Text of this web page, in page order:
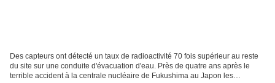
Des capteurs ont détecté un taux de radioactivité 70 fois supérieur au reste
du site sur une conduite d'évacuation d'eau. Près de quatre ans après le
terrible accident à la centrale nucléaire de Fukushima au Japon les